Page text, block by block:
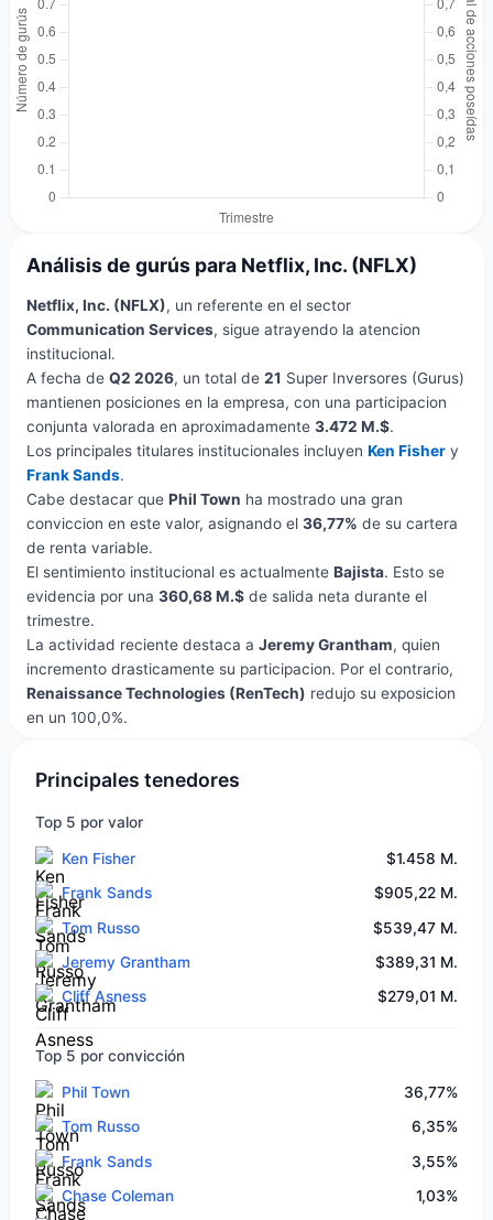
Análisis de gurús para Netflix, Inc. (NFLX)
Netflix, Inc. (NFLX), un referente en el sector
Communication Services, sigue atrayendo la atencion
institucional.
A fecha de Q2 2026, un total de 21 Super Inversores (Gurus)
mantienen posiciones en la empresa, con una participacion
conjunta valorada en aproximadamente 3.472 M.$.
Los principales titulares institucionales incluyen Ken Fishery
Frank Sands.
Cabe destacar que Phil Town ha mostrado una gran
conviccion en este valor, asignando el 36,77% de su cartera
de renta variable.
El sentimiento institucional es actualmente Bajista. Esto se
evidencia por una 360,68 M.$de salida neta durante el
trimestre.
La actividad reciente destaca a Jeremy Grantham, quien
incremento drasticamente su participacion. Por el contrario,
Renaissance Technologies (RenTech) redujo su exposicion
en un 100,0%.
Principales tenedores
Top 5 por valor
Ken Fisher
$1.458 M.
Frank Sands
$905,22 M.
Tom Russo
$539,47 M.
Jeremy Grantham
$389,31 M.
Cliff Asness
$279,01 M.
Top 5 por convicción
Phil Town
36,77%
Tom Russo
6,35%
Frank Sands
3,55%
Chase Coleman
1,03%